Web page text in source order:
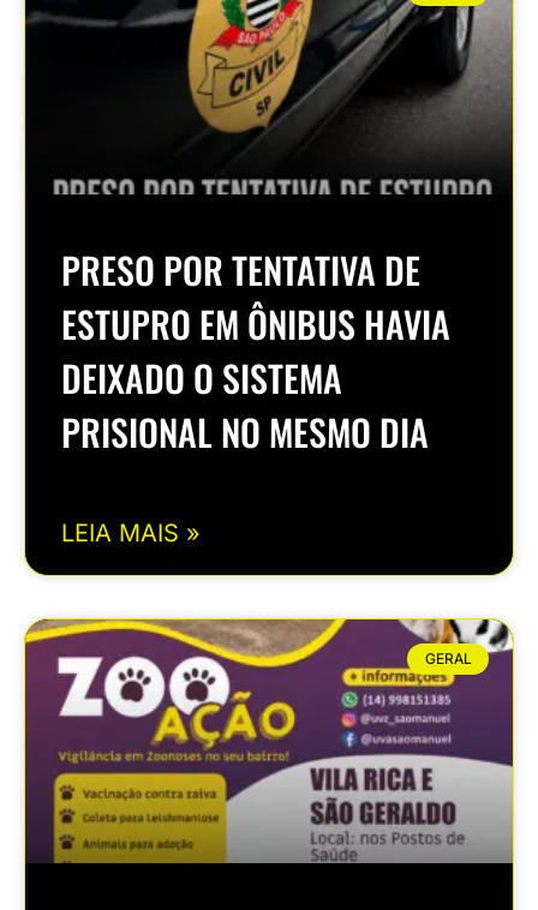
PRESO POR TENTATIVA DE
ESTUPRO EM ÔNIBUS HAVIA
DEIXADO O SISTEMA
PRISIONAL NO MESMO DIA
LEIA MAIS »
GERAL